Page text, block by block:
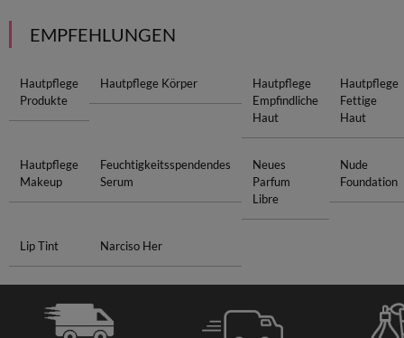
EMPFEHLUNGEN
Hautpflege
Produkte
Hautpflege Körper
Hautpflege
Empfindliche
Haut
Hautpflege
Fettige
Haut
Hautpflege
Makeup
Feuchtigkeitsspendendes
Serum
Neues
Parfum
Libre
Nude
Foundation
Lip Tint Narciso Her